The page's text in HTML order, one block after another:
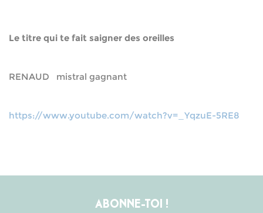
Le titre qui te fait saigner des oreilles
RENAUD mistral gagnant
https://www.youtube.com/watch?v=_YqzuE-5RE8
ABONNE-TOI !